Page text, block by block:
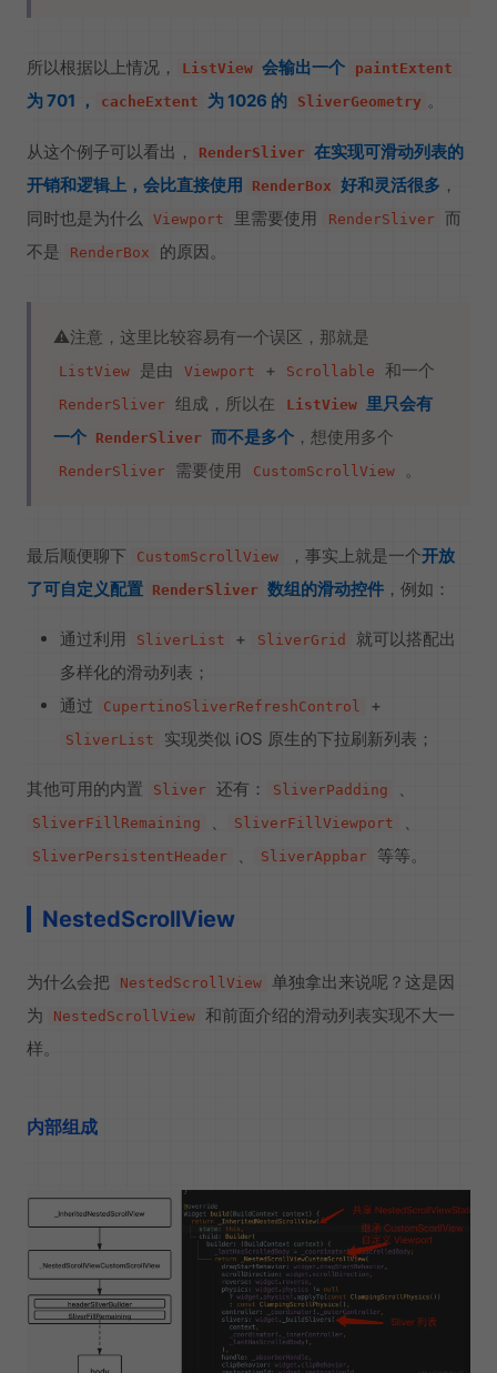
所以根据以上情况， ListView 会输出一个 paintExtent
为 701 ， cacheExtent 为 1026 的 SliverGeometry 。
从这个例子可以看出， RenderSliver 在实现可滑动列表的
开销和逻辑上，会比直接使用
RenderBox 好和灵活很多 ，
同时也是为什么
Viewport 里需要使用 RenderSliver
而
不是
RenderBox 的原因。
⚠️注意，这里比较容易有一个误区，那就是
ListView 是由 Viewport + Scrollable 和一个
RenderSliver 组成，所以在 ListView 里只会有
一个 RenderSliver 而不是多个 ，想使用多个
RenderSliver 需要使用 CustomScrollView 。
最后顺便聊下 CustomScrollView ，事实上就是一个开放
了可自定义配置 RenderSliver 数组的滑动控件 ，例如：
通过利用 SliverList + SliverGrid
就可以搭配出
多样化的滑动列表；
通过
CupertinoSliverRefreshControl +
SliverList 实现类似 iOS 原生的下拉刷新列表；
其他可用的内置 Sliver 还有： SliverPadding 、
SliverFillRemaining 、 SliverFillViewport 、
SliverPersistentHeader 、 SliverAppbar 等等。
NestedScrollView
为什么会把 NestedScrollView 单独拿出来说呢？这是因
为
NestedScrollView 和前面介绍的滑动列表实现不大一
样。
内部组成